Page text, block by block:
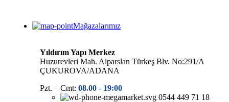
Mağazalarımız
Yıldırım Yapı Merkez
Huzurevleri Mah. Alparslan Türkeş Blv. No:291/A
ÇUKUROVA/ADANA
Pzt. – Cmt: 08.00 - 19:00
0544 449 71 18